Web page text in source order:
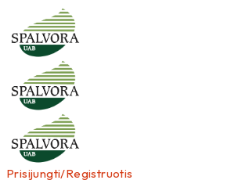
Prisijungti/Registruotis